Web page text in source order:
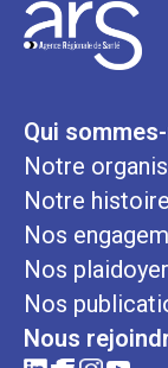
Qui
Notre
Notre histoire
Nos
Nos
Nos
Nous